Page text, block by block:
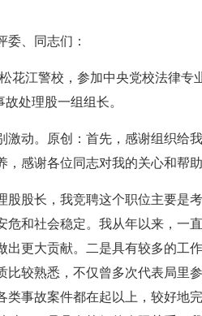
委、同志们：
花江警校，参加中央党校法律专
处理股一组组长。
激动。原创：首先，感谢组织给
感谢各位同志对我的关心和帮助
股股长，我竞聘这个职位主要是
危和社会稳定。我从年以来，一
出更大贡献。二是具有较多的工
比较熟悉，不仅曾多次代表局里
类事故案件都在起以上，较好地